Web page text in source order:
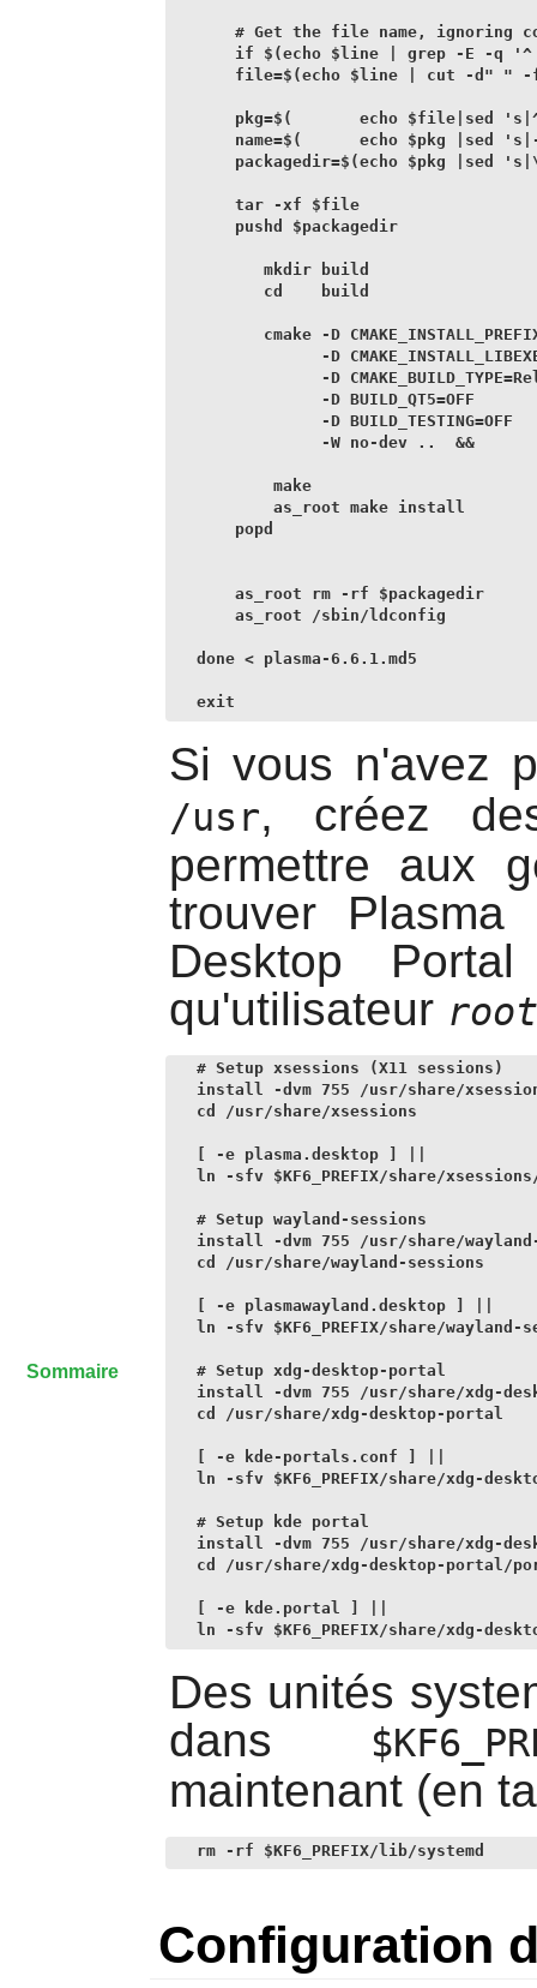
# Get the file name, ignoring
if $(echo $line | grep -E -q
file=$(echo $line | cut -d" " -
pkg=$(       echo $file|sed
name=$(      echo $pkg |sed
packagedir=$(echo $pkg |sed
    tar -xf $file
    pushd $packagedir
       mkdir build
       cd    build
cmake -D
-D
-D
-D BUILD_QT5=OFF
-D BUILD_TESTING=OFF
             -W no-dev ..  &&
        make
        as_root make install
    popd
    as_root rm -rf $packagedir
    as_root /sbin/ldconfig
done < plasma-6.6.1.md5
exit
Si vous n'avez
/usr, créez
permettre aux
trouver Plasma
Desktop
qu'utilisateur root
# Setup xsessions (X11 sessions)
install -dvm 755 /usr/share/
cd /usr/share/xsessions
[ -e plasma.desktop ] ||
ln -sfv $KF6_PREFIX/share/
# Setup wayland-sessions
install -dvm 755 /usr/share/
cd /usr/share/wayland-sessions
[ -e plasmawayland.desktop ] ||
ln -sfv $KF6_PREFIX/share/wayland-
# Setup xdg-desktop-portal
install -dvm 755 /usr/share/xdg-
cd /usr/share/xdg-desktop-portal
[ -e kde-portals.conf ] ||
ln -sfv $KF6_PREFIX/share/xdg-
# Setup kde portal
install -dvm 755 /usr/share/xdg-
cd /usr/share/xdg-desktop-portal/
[ -e kde.portal ] ||
ln -sfv $KF6_PREFIX/share/xdg-
Des unités
dans
maintenant (en
rm -rf $KF6_PREFIX/lib/systemd
Configuration
Sommaire